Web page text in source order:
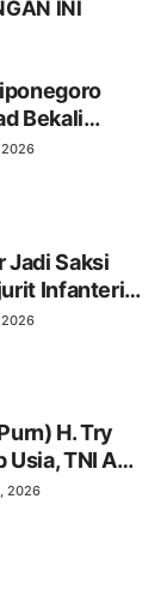
INI
Bekali
2026
Saksi
Infanteri,
2026
H. Try
TNI AD
2026